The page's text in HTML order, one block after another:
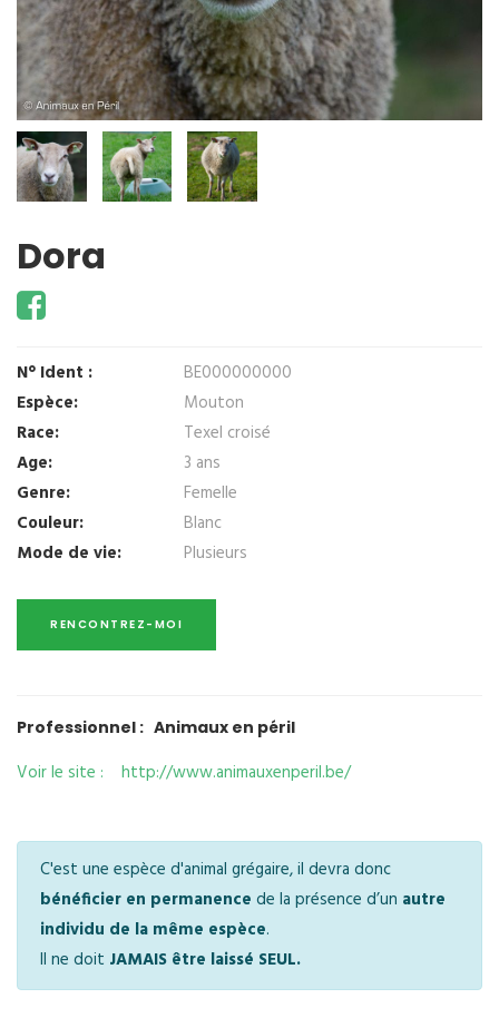
Dora
N° Ident :
BE000000000
Espèce:
Mouton
Race:
Texel croisé
Age:
3 ans
Genre:
Femelle
Couleur:
Blanc
Mode de vie:
Plusieurs
Professionnel : Animaux en péril
Voir le site : http://www.animauxenperil.be/
C'est une espèce d'animal grégaire, il devra donc
bénéficier en permanence de la présence d’un autre
individu de la même espèce.
Il ne doit JAMAIS être laissé SEUL.